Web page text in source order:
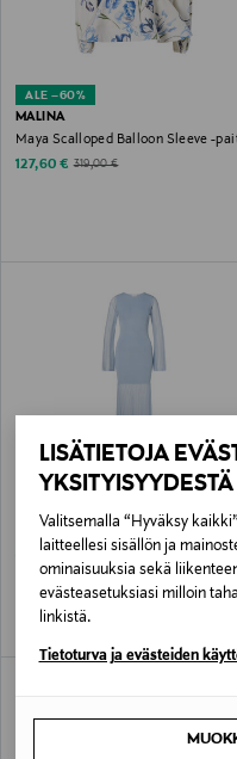
LISÄTIETOJA
YKSITYISYYDESTÄ
Valitsemalla “Hyväksy
laitteellesi sisällön ja
ominaisuuksia sekä
evästeasetuksiasi milloin
linkistä.
Tietoturva ja evästeiden
ALE –60%
MALINA
Maya Scalloped Balloon Sleeve -
Discounted Price
127,60 € Original Price
319,00 €
ALE –61%
MALINA
Haisley Maxi Dress -mekko
Discounted Price
131,60 € 339,00 €